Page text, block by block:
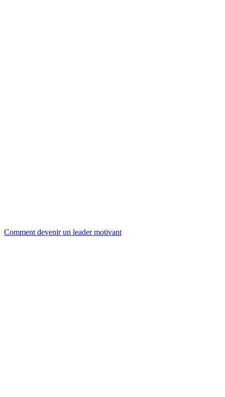
Comment devenir un leader motivant